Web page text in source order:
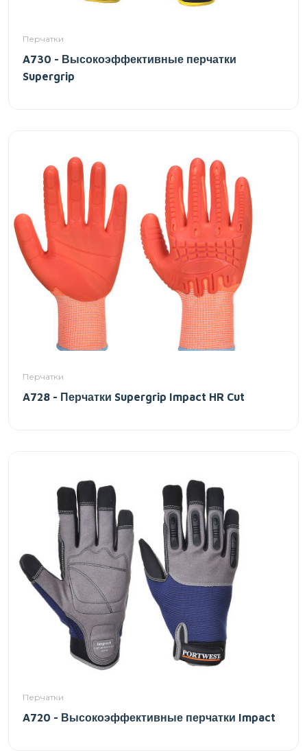
Перчатки
A730 - Высокоэффективные перчатки
Supergrip
Перчатки
A728 - Перчатки Supergrip Impact HR Cut
Перчатки
A720 - Высокоэффективные перчатки Impact